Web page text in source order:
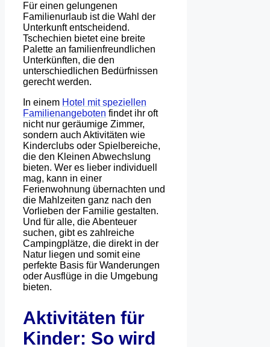
Für einen gelungenen
Familienurlaub ist die Wahl der
Unterkunft entscheidend.
Tschechien bietet eine breite
Palette an familienfreundlichen
Unterkünften, die den
unterschiedlichen Bedürfnissen
gerecht werden.
In einem Hotel mit speziellen
Familienangeboten findet ihr oft
nicht nur geräumige Zimmer,
sondern auch Aktivitäten wie
Kinderclubs oder Spielbereiche,
die den Kleinen Abwechslung
bieten. Wer es lieber individuell
mag, kann in einer
Ferienwohnung übernachten und
die Mahlzeiten ganz nach den
Vorlieben der Familie gestalten.
Und für alle, die Abenteuer
suchen, gibt es zahlreiche
Campingplätze, die direkt in der
Natur liegen und somit eine
perfekte Basis für Wanderungen
oder Ausflüge in die Umgebung
bieten.
Aktivitäten für
Kinder: So wird